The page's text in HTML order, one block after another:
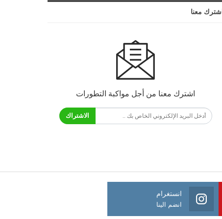
اشترك معنا
اشترك معنا من أجل مواكبة التطورات
الاشتراك
انستغرام
انضم الينا